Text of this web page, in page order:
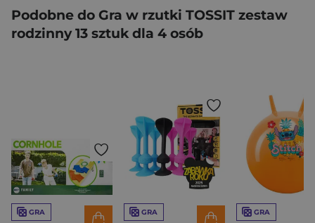
Podobne do Gra w rzutki TOSSIT zestaw
rodzinny 13 sztuk dla 4 osób
GRA GRA GRA